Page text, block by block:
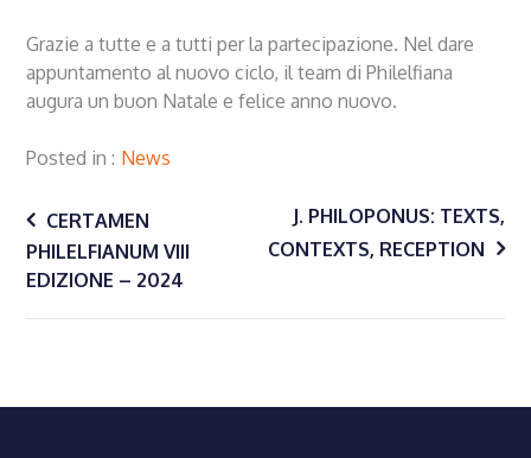
Grazie a tutte e a tutti per la partecipazione. Nel dare
appuntamento al nuovo ciclo, il team di Philelfiana
augura un buon Natale e felice anno nuovo.
Posted in News
Navigazione
articoli
CERTAMEN
PHILELFIANUM VIII
EDIZIONE – 2024
J. PHILOPONUS: TEXTS,
CONTEXTS, RECEPTION